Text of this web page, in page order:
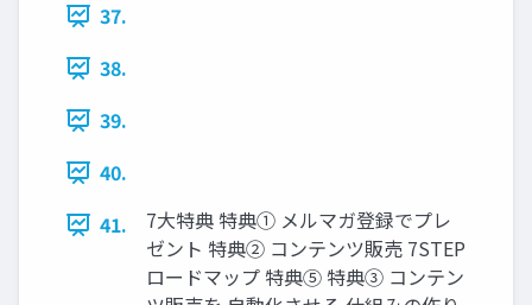
37.
38.
39.
40.
41.
7大特典 特典① メルマガ登録でプレ
ゼント 特典② コンテンツ販売 7STEP
ロードマップ 特典⑤ 特典③ コンテン